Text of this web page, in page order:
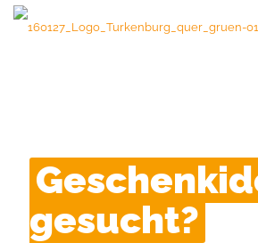
gesucht?